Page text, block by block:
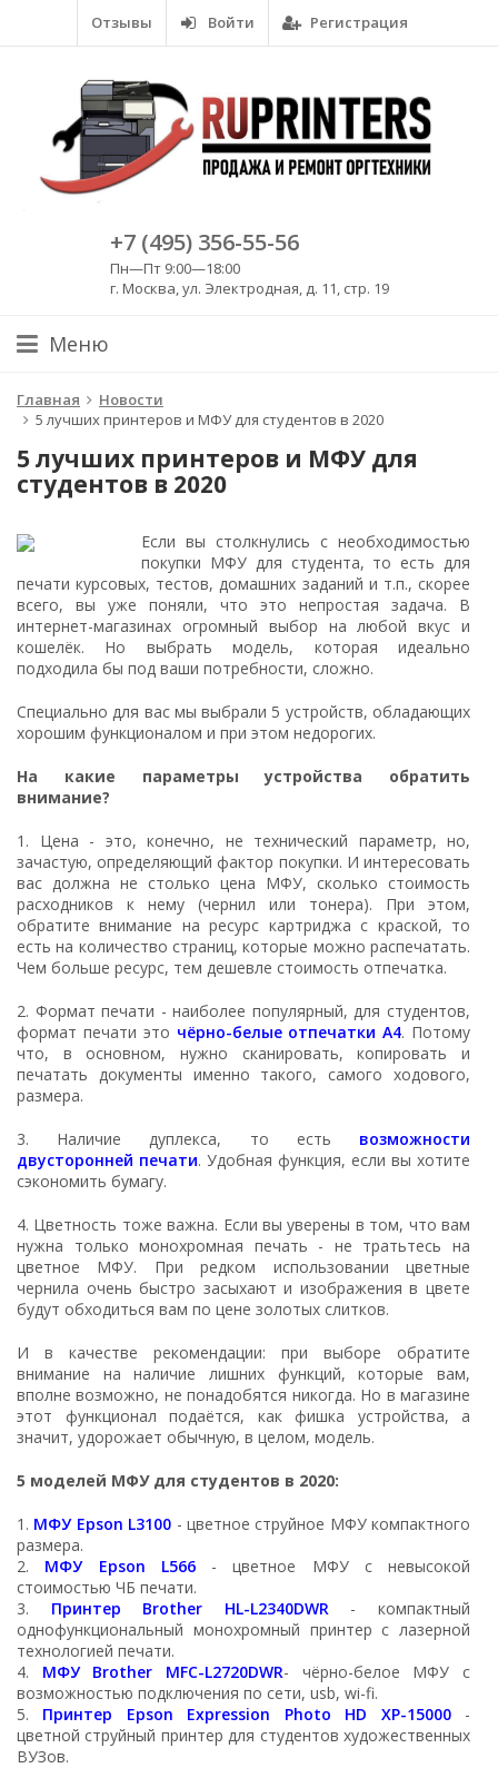
Отзывы Войти Регистрация
+7 (495) 356-55-56
Пн—Пт 9:00—18:00
г. Москва, ул. Электродная, д. 11, стр. 19
Меню
Главная
Новости
5 лучших принтеров и МФУ для студентов в 2020
5 лучших принтеров и МФУ для
студентов в 2020
Если вы столкнулись с необходимостью
покупки МФУ для студента, то есть для
печати курсовых, тестов, домашних заданий и т.п., скорее
всего, вы уже поняли, что это непростая задача. В
интернет-магазинах огромный выбор на любой вкус и
кошелёк. Но выбрать модель, которая идеально
подходила бы под ваши потребности, сложно.
Специально для вас мы выбрали 5 устройств, обладающих
хорошим функционалом и при этом недорогих.
На какие параметры устройства обратить
внимание?
1. Цена - это, конечно, не технический параметр, но,
зачастую, определяющий фактор покупки. И интересовать
вас должна не столько цена МФУ, сколько стоимость
расходников к нему (чернил или тонера). При этом,
обратите внимание на ресурс картриджа с краской, то
есть на количество страниц, которые можно распечатать.
Чем больше ресурс, тем дешевле стоимость отпечатка.
2. Формат печати - наиболее популярный, для студентов,
формат печати это чёрно-белые отпечатки А4. Потому
что, в основном, нужно сканировать, копировать и
печатать документы именно такого, самого ходового,
размера.
3. Наличие дуплекса, то есть возможности
двусторонней печати. Удобная функция, если вы хотите
сэкономить бумагу.
4. Цветность тоже важна. Если вы уверены в том, что вам
нужна только монохромная печать - не тратьтесь на
цветное МФУ. При редком использовании цветные
чернила очень быстро засыхают и изображения в цвете
будут обходиться вам по цене золотых слитков.
И в качестве рекомендации: при выборе обратите
внимание на наличие лишних функций, которые вам,
вполне возможно, не понадобятся никогда. Но в магазине
этот функционал подаётся, как фишка устройства, а
значит, удорожает обычную, в целом, модель.
5 моделей МФУ для студентов в 2020:
1. МФУ Epson L3100 - цветное струйное МФУ компактного
размера.
2. МФУ Epson L566- цветное МФУ с невысокой
стоимостью ЧБ печати.
3. Принтер Brother HL-L2340DWR - компактный
однофункциональный монохромный принтер с лазерной
технологией печати.
4. МФУ Brother MFC-L2720DWR- чёрно-белое МФУ с
возможностью подключения по сети, usb, wi-fi.
5. Принтер Epson Expression Photo HD XP-15000-
цветной струйный принтер для студентов художественных
ВУЗов.